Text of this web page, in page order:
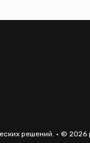
решений. · ©